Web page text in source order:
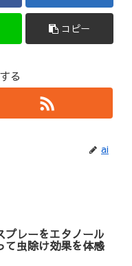
コピー
る
ai
プレーをエタノール
て虫除け効果を体感